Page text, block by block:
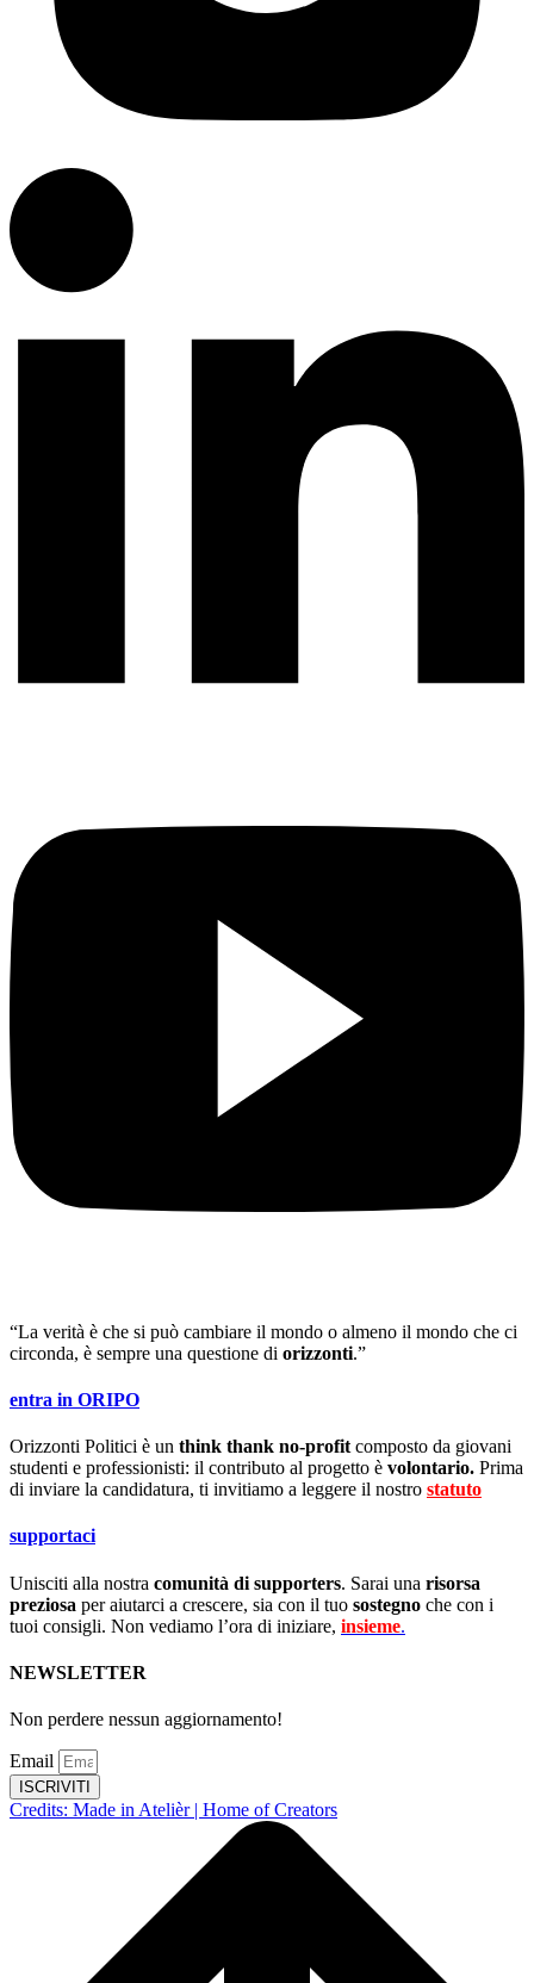
“La verità è che si può cambiare il mondo o almeno il mondo che ci
circonda, è sempre una questione di orizzonti.”
entra in ORIPO
Orizzonti Politici è un think thank no-profit composto da giovani
studenti e professionisti: il contributo al progetto è volontario. Prima
di inviare la candidatura, ti invitiamo a leggere il nostro statuto
supportaci
Unisciti alla nostra comunità di supporters. Sarai una risorsa
preziosa per aiutarci a crescere, sia con il tuo sostegno che con i
tuoi consigli. Non vediamo l’ora di iniziare, insieme.
NEWSLETTER
Non perdere nessun aggiornamento!
Email
ISCRIVITI
Credits: Made in Atelièr | Home of Creators